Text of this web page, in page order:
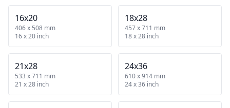
16x20
406 x 508 mm
16 x 20 inch
18x28
457 x 711 mm
18 x 28 inch
21x28
533 x 711 mm
21 x 28 inch
24x36
610 x 914 mm
24 x 36 inch